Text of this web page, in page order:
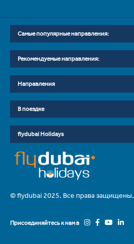
Самые популярные направления:
Рекомендуемые направления:
Направления
В поездке
flydubai Holidays
© flydubai 2025. Все права защищены.
Присоединяйтесь к нам в